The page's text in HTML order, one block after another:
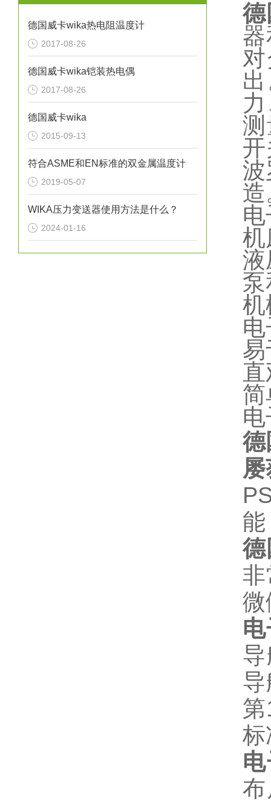
德国威卡wika热电阻温度计
2017-08-26
德国威卡wika铠装热电偶
2017-08-26
德国威卡wika
2015-09-13
符合ASME和EN标准的双金属温度计
2019-05-07
WIKA压力变送器使用方法是什么？
2024-01-16
造
机
液
机
德
能
微
标